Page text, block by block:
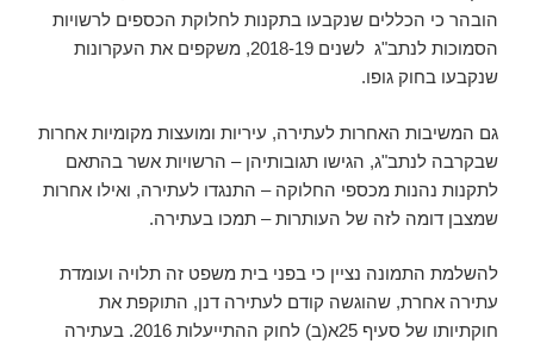
הובהר כי הכללים שנקבעו בתקנות לחלוקת הכספים לרשויות
הסמוכות לנתב"ג לשנים 2018-19, משקפים את העקרונות
שנקבעו בחוק גופו.
גם המשיבות האחרות לעתירה, עיריות ומועצות מקומיות אחרות
שבקרבה לנתב"ג, הגישו תגובותיהן – הרשויות אשר בהתאם
לתקנות נהנות מכספי החלוקה – התנגדו לעתירה, ואילו אחרות
שמצבן דומה לזה של העותרות – תמכו בעתירה.
להשלמת התמונה נציין כי בפני בית משפט זה תלויה ועומדת
עתירה אחרת, שהוגשה קודם לעתירה דנן, התוקפת את
חוקתיותו של סעיף 25א(ב) לחוק ההתייעלות 2016. בעתירה